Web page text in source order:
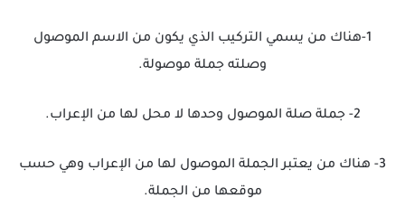
1-هناك من يسمي التركيب الذي يكون من الاسم الموصول
وصلته جملة موصولة.
2- جملة صلة الموصول وحدها لا محل لها من الإعراب.
3- هناك من يعتبر الجملة الموصول لها من الإعراب وهي حسب
موقعها من الجملة.